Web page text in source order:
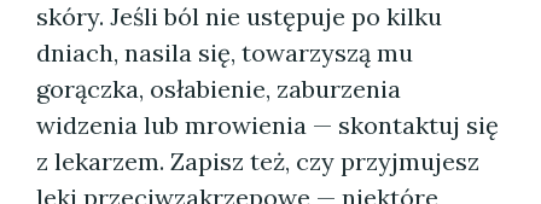
skóry. Jeśli ból nie ustępuje po kilku
dniach, nasila się, towarzyszą mu
gorączka, osłabienie, zaburzenia
widzenia lub mrowienia — skontaktuj się
z lekarzem. Zapisz też, czy przyjmujesz
leki przeciwzakrzepowe — niektóre